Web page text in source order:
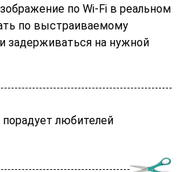
по Wi-Fi в реальном
по выстраиваемому
задерживаться на нужной
любителей